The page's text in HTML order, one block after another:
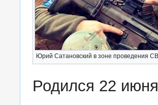
Юрий Сатановский в зоне проведения
Родился 22